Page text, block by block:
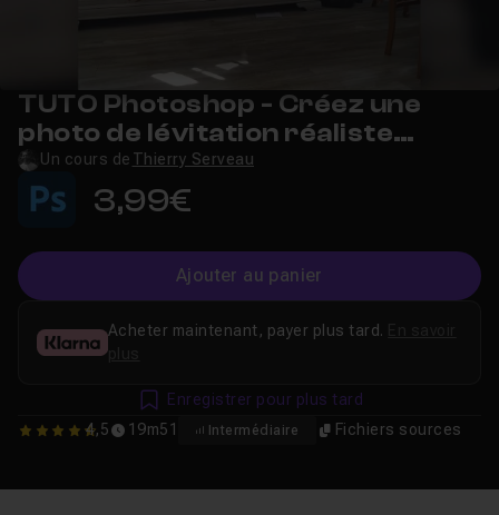
TUTO Photoshop - Créez une
photo de lévitation réaliste
simplement
Un cours de Thierry Serveau
3,99€
Ajouter au panier
4.5 4,5 19m51 Intermédiaire Fichiers sources
Acheter maintenant, payer plus tard.
plus
Enregistrer pour plus tard